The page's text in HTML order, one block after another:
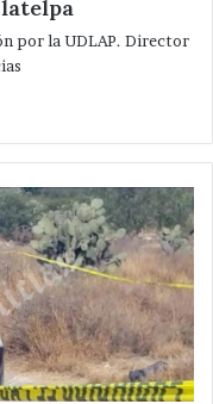
por la UDLAP. Director